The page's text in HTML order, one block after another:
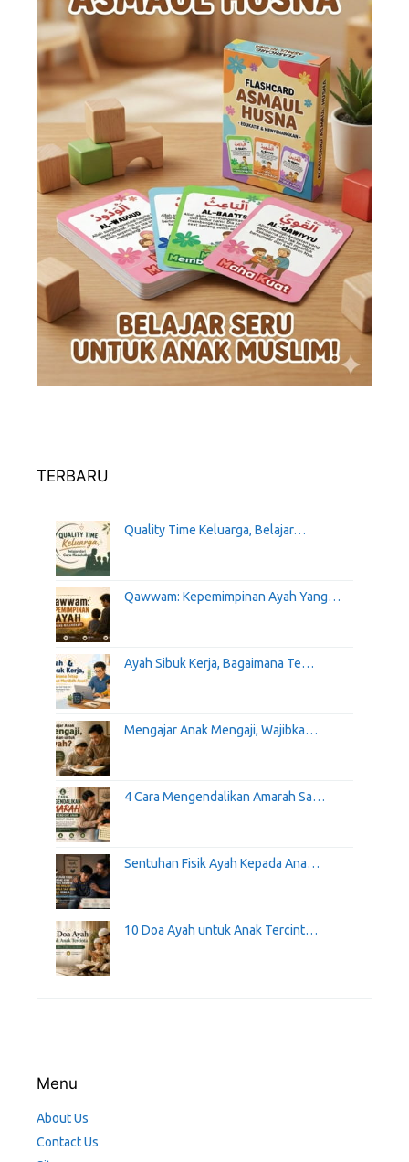
TERBARU
Quality Time Keluarga, Belajar…
Qawwam: Kepemimpinan Ayah Yang…
Ayah Sibuk Kerja, Bagaimana Te…
Mengajar Anak Mengaji, Wajibka…
4 Cara Mengendalikan Amarah Sa…
Sentuhan Fisik Ayah Kepada Ana…
10 Doa Ayah untuk Anak Tercint…
Menu
About Us
Contact Us